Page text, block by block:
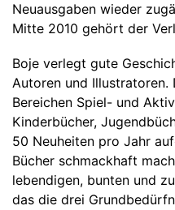
Neuausgaben wieder
Mitte 2010 gehört der
Boje verlegt gute
Autoren und Illustratoren.
Bereichen Spiel- und
Kinderbücher,
50 Neuheiten pro Jahr
Bücher schmackhaft
lebendigen, bunten und
das die drei